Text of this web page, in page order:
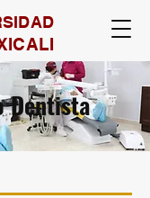
Dentista